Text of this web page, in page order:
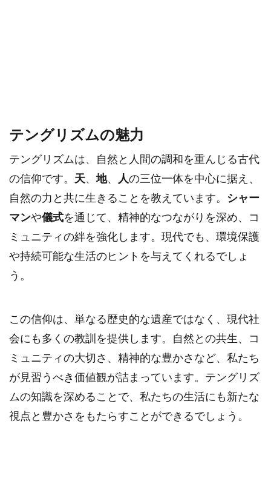
テングリズムの魅力
テングリズムは、自然と人間の調和を重んじる古代
の信仰です。 天、地、 人の三位一体を中心に据え、
自然の力と共に生きることを教えています。 シャー
マンや儀式を通じて、精神的なつながりを深め、コ
ミュニティの絆を強化します。現代でも、環境保護
や持続可能な生活のヒントを与えてくれるでしょ
う。
この信仰は、単なる歴史的な遺産ではなく、現代社
会にも多くの教訓を提供します。自然との共生、コ
ミュニティの大切さ、精神的な豊かさなど、私たち
が見習うべき価値観が詰まっています。テングリズ
ムの知識を深めることで、私たちの生活にも新たな
視点と豊かさをもたらすことができるでしょう。